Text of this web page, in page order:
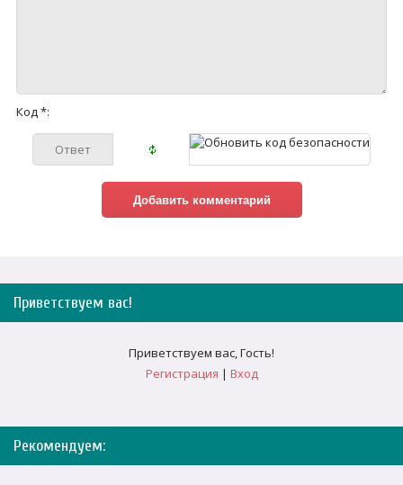
Код *:
Приветствуем вас!
Приветствуем вас,Гость!
Регистрация | Вход
Рекомендуем: